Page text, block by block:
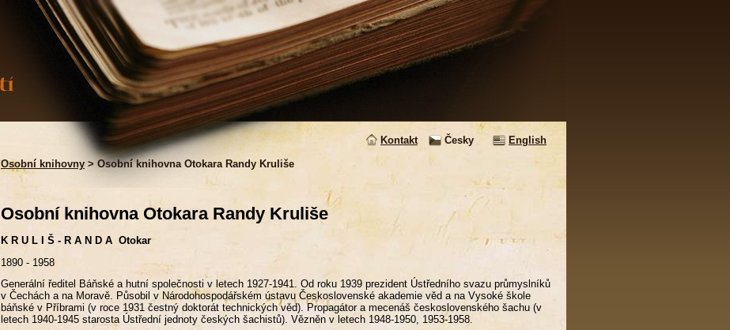
Kontakt Česky
English
Osobní knihovny > Osobní knihovna Otokara Randy Kruliše
Osobní knihovna Otokara Randy Kruliše
K R U L I Š - R A N D A Otokar
1890 - 1958
Generální ředitel Báňské a hutní společnosti v letech 1927-1941. Od roku 1939 prezident Ústředního svazu průmyslníků
v Čechách a na Moravě. Působil v Národohospodářském ústavu Československé akademie věd a na Vysoké škole
báňské v Příbrami (v roce 1931 čestný doktorát technických věd). Propagátor a mecenáš československého šachu (v
letech 1940-1945 starosta Ústřední jednoty českých šachistů). Vězněn v letech 1948-1950, 1953-1958.